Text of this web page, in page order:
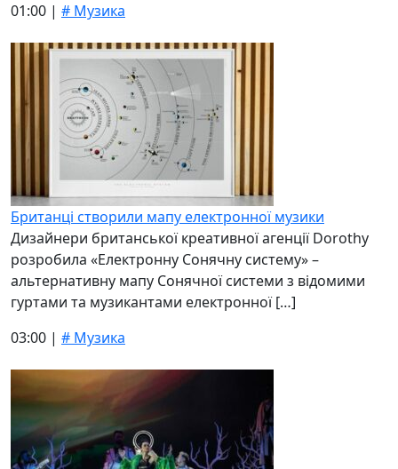
01:00 | # Музика
Британці створили мапу електронної музики
Дизайнери британської креативної агенції Dorothy
розробила «Електронну Сонячну систему» –
альтернативну мапу Сонячної системи з відомими
гуртами та музикантами електронної […]
03:00 | # Музика